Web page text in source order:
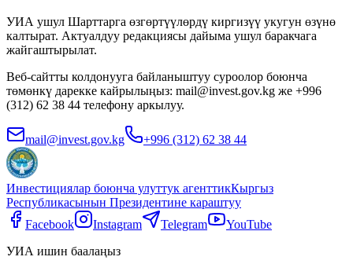
УИА ушул Шарттарга өзгөртүүлөрдү киргизүү укугун өзүнө
калтырат. Актуалдуу редакциясы дайыма ушул баракчага
жайгаштырылат.
Веб-сайтты колдонууга байланыштуу суроолор боюнча
төмөнкү дарекке кайрылыңыз: mail@invest.gov.kg же +996
(312) 62 38 44 телефону аркылуу.
mail@invest.gov.kg +996 (312) 62 38 44
Инвестициялар боюнча улуттук агенттикКыргыз
Республикасынын Президентине караштуу
Facebook
Instagram Telegram
YouTube
УИА ишин баалаңыз